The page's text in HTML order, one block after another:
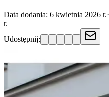
Data dodania: 6 kwietnia 2026 r.·
r.
Udostępnij: